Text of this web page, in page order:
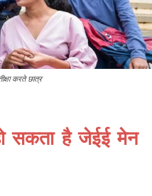
करते छात्र
सकता है जेईई मेन